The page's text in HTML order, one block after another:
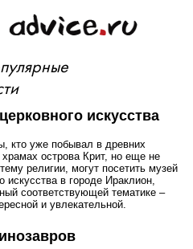
искусства
кто уже побывал в древних
храмах острова Крит, но еще не
религии, могут посетить музей
искусства в городе Ираклион,
соответствующей тематике –
и увлекательной.